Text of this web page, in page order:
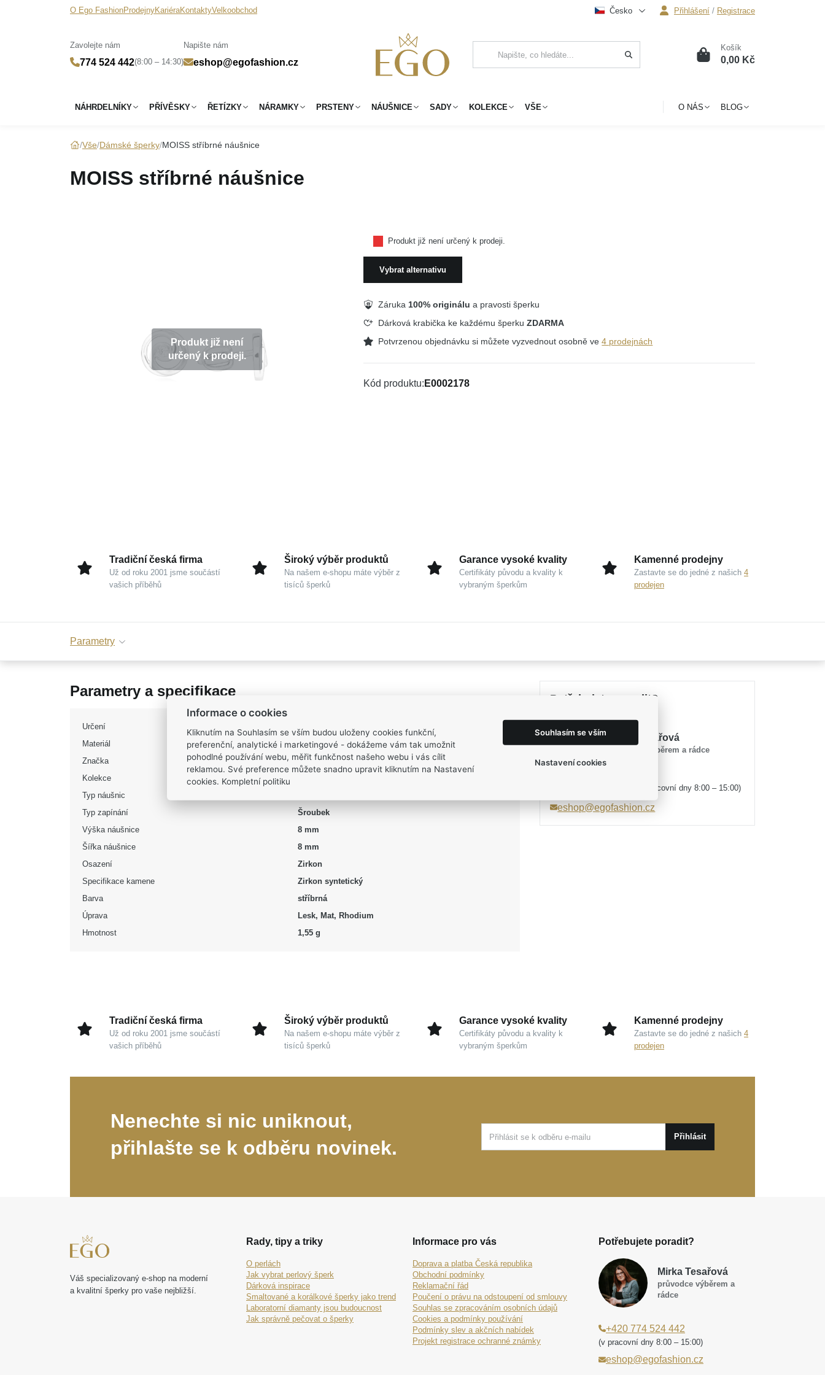
O Ego FashionProdejnyKariéraKontaktyVelkoobchod
Zavolejte nám
774 524 442(8:00 – 14:30)
Napište nám
eshop@egofashion.cz
Česko Přihlášení / Registrace
0 Košík
0,00 Kč
NÁHRDELNÍKY PŘÍVĚSKY ŘETÍZKY NÁRAMKY PRSTENY NÁUŠNICE SADY KOLEKCE VŠE O NÁS BLOG
Vše Dámské šperky MOISS stříbrné náušnice
MOISS stříbrné náušnice
Produkt již není
určený k prodeji.
Produkt již není určený k prodeji.
Vybrat alternativu
Záruka 100% originálu a pravosti šperku
Dárková krabička ke každému šperkuZDARMA
Potvrzenou objednávku si můžete vyzvednout osobně ve4 prodejnách
Kód produktu E0002178
Tradiční česká firma
Už od roku 2001 jsme součástí
vašich příběhů
Široký výběr produktů
Na našem e-shopu máte výběr z
tisíců šperků
Garance vysoké kvality
Certifikáty původu a kvality k
vybraným šperkům
Kamenné prodejny
Zastavte se do jedné z našich 4
prodejen
Parametry
Parametry a specifikace
Určení
Dámské
Materiál
Stříbro 925/1000
Značka
MOISS
Kolekce
Typ náušnic
Typ zapínání
Šroubek
Výška náušnice
8 mm
Šířka náušnice
8 mm
Osazení
Zirkon
Specifikace kamene
Zirkon syntetický
Barva
stříbrná
Úprava
Lesk, Mat, Rhodium
Hmotnost
1,55 g
Potřebujete poradit?
Mirka Tesařová
průvodce výběrem a rádce
(v pracovní dny 8:00 – 15:00)
eshop@egofashion.cz
Tradiční česká firma
Už od roku 2001 jsme součástí
vašich příběhů
Široký výběr produktů
Na našem e-shopu máte výběr z
tisíců šperků
Garance vysoké kvality
Certifikáty původu a kvality k
vybraným šperkům
Kamenné prodejny
Zastavte se do jedné z našich 4
prodejen
Nenechte si nic uniknout,
přihlašte se k odběru novinek.
Přihlásit
Váš specializovaný e-shop na moderní
a kvalitní šperky pro vaše nejbližší.
Rady, tipy a triky
O perlách
Jak vybrat perlový šperk
Dárková inspirace
Smaltované a korálkové šperky jako trend
Laboratorní diamanty jsou budoucnost
Jak správně pečovat o šperky
Informace pro vás
Doprava a platba Česká republika
Obchodní podmínky
Reklamační řád
Poučení o právu na odstoupení od smlouvy
Souhlas se zpracováním osobních údajů
Cookies a podmínky používání
Podmínky slev a akčních nabídek
Projekt registrace ochranné známky
Potřebujete poradit?
Mirka Tesařová
průvodce výběrem a
rádce
+420 774 524 442
(v pracovní dny 8:00 – 15:00)
eshop@egofashion.cz
Informace o cookies
Kliknutím na Souhlasím se vším budou uloženy cookies funkční,
preferenční, analytické i marketingové - dokážeme vám tak umožnit
pohodlné používání webu, měřit funkčnost našeho webu i vás cílit
reklamou. Své preference můžete snadno upravit kliknutím na Nastavení
cookies. Kompletní politiku
Souhlasím se vším
Nastavení cookies